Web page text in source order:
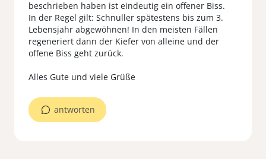
beschrieben haben ist eindeutig ein offener Biss.
In der Regel gilt: Schnuller spätestens bis zum 3.
Lebensjahr abgewöhnen! In den meisten Fällen
regeneriert dann der Kiefer von alleine und der
offene Biss geht zurück.
Alles Gute und viele Grüße
antworten